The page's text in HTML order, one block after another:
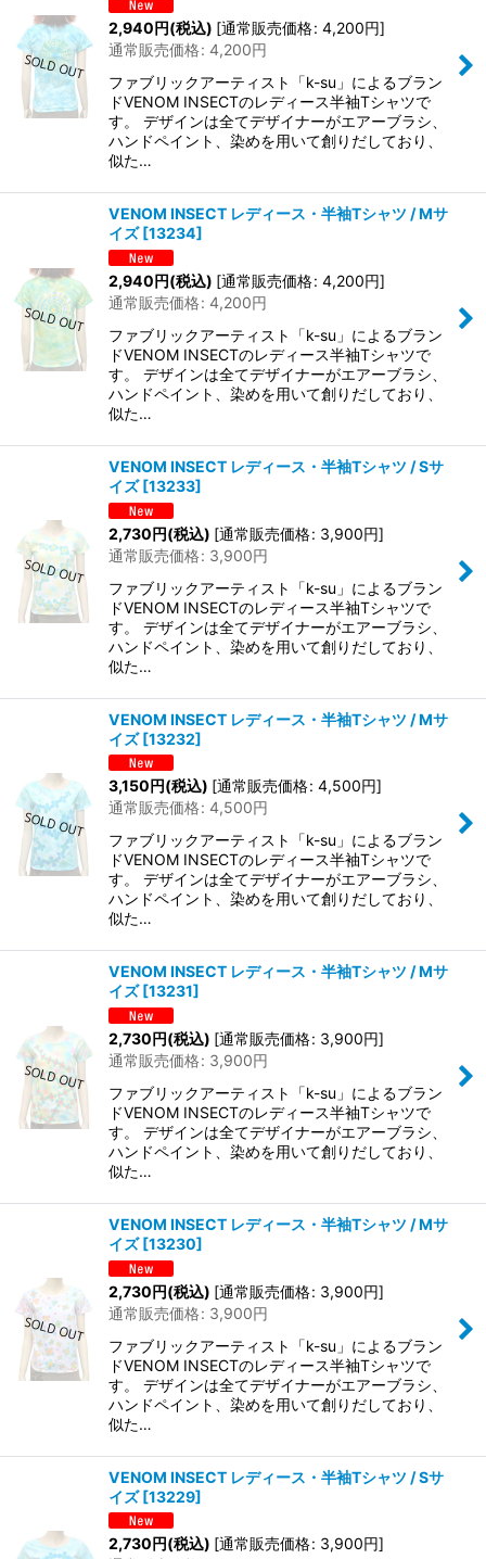
2,940円(税込) [通常販売価格: 4,200円]
通常販売価格: 4,200円
ファブリックアーティスト「k-su」によるブラン
ドVENOM INSECTのレディース半袖Tシャツで
す。 デザインは全てデザイナーがエアーブラシ、
ハンドペイント、染めを用いて創りだしており、
似た…
VENOM INSECT レディース・半袖Tシャツ / Mサ
イズ [13234]
2,940円(税込) [通常販売価格: 4,200円]
通常販売価格: 4,200円
ファブリックアーティスト「k-su」によるブラン
ドVENOM INSECTのレディース半袖Tシャツで
す。 デザインは全てデザイナーがエアーブラシ、
ハンドペイント、染めを用いて創りだしており、
似た…
VENOM INSECT レディース・半袖Tシャツ / Sサ
イズ [13233]
2,730円(税込) [通常販売価格: 3,900円]
通常販売価格: 3,900円
ファブリックアーティスト「k-su」によるブラン
ドVENOM INSECTのレディース半袖Tシャツで
す。 デザインは全てデザイナーがエアーブラシ、
ハンドペイント、染めを用いて創りだしており、
似た…
VENOM INSECT レディース・半袖Tシャツ / Mサ
イズ [13232]
3,150円(税込) [通常販売価格: 4,500円]
通常販売価格: 4,500円
ファブリックアーティスト「k-su」によるブラン
ドVENOM INSECTのレディース半袖Tシャツで
す。 デザインは全てデザイナーがエアーブラシ、
ハンドペイント、染めを用いて創りだしており、
似た…
VENOM INSECT レディース・半袖Tシャツ / Mサ
イズ [13231]
2,730円(税込) [通常販売価格: 3,900円]
通常販売価格: 3,900円
ファブリックアーティスト「k-su」によるブラン
ドVENOM INSECTのレディース半袖Tシャツで
す。 デザインは全てデザイナーがエアーブラシ、
ハンドペイント、染めを用いて創りだしており、
似た…
VENOM INSECT レディース・半袖Tシャツ / Mサ
イズ [13230]
2,730円(税込) [通常販売価格: 3,900円]
通常販売価格: 3,900円
ファブリックアーティスト「k-su」によるブラン
ドVENOM INSECTのレディース半袖Tシャツで
す。 デザインは全てデザイナーがエアーブラシ、
ハンドペイント、染めを用いて創りだしており、
似た…
VENOM INSECT レディース・半袖Tシャツ / Sサ
イズ [13229]
2,730円(税込) [通常販売価格: 3,900円]